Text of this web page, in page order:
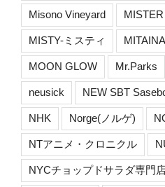
Misono Vineyard
MISTY-ミスティ MITAINA
MOON GLOW Mr.Parks
neusick NEW SBT
NHK Norge(ノルゲ)
NTアニメ・クロニクル
NYCチョップドサラダ専門